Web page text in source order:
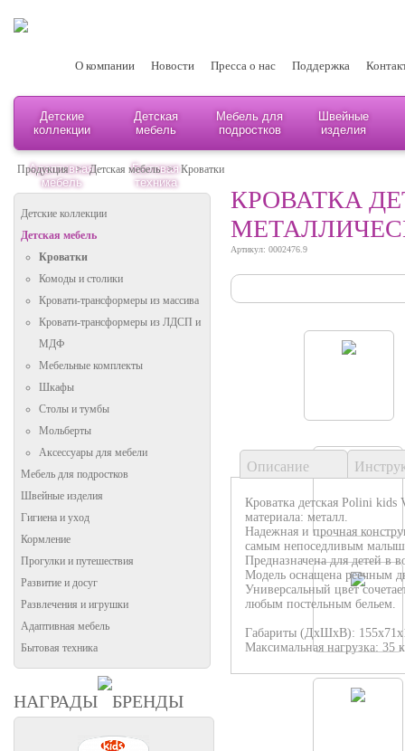
О компании Новости Пресса о нас Поддержка
Детские
коллекции
Детская
мебель
Мебель для
подростков
Швейные
изделия
Адаптивная
мебель
Бытовая
техника
Продукция > Детская мебель > Кроватки
Детские коллекции
Детская мебель
Кроватки
Комоды и столики
Кровати-трансформеры из массива
Кровати-трансформеры из ЛДСП и
МДФ
Мебельные комплекты
Шкафы
Столы и тумбы
Мольберты
Аксессуары для мебели
Мебель для подростков
Швейные изделия
Гигиена и уход
Кормление
Прогулки и путешествия
Развитие и досуг
Развлечения и игрушки
Адаптивная мебель
Бытовая техника
НАГРАДЫ БРЕНДЫ
КРОВАТКА
Артикул: 0002476.9
Описание
Кроватка детская Polini kids
материала: металл.
Надежная и прочная
самым непоседливым
Предназначена для детей в
Модель оснащена реечным
Универсальный цвет
любым постельным бельем.
Габариты (ДхШхВ):
Максимальная нагрузка: 35